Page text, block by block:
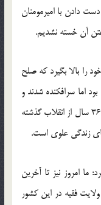
دادن با امیرمومنان
آن خسته نشدیم.
را بالا بگیرد که صلح
اما سرافکنده شدند و
پای آن نایستادند، اما آفرین بر شما ملت ایران که 36 سال از انقلاب گذشته
زندگی علوی است.
امروز نیز تا آخرین
فقیه در این کشور